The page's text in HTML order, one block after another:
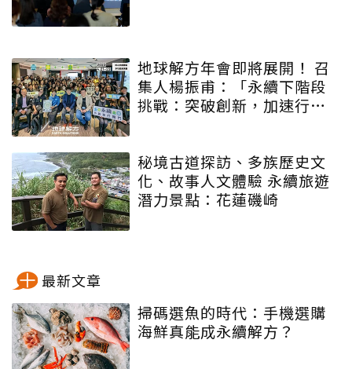
地球解方年會即將展開！ 召
集人楊振甫：「永續下階段
挑戰：突破創新，加速行
秘境古道探訪、多族歷史文
化、故事人文體驗 永續旅遊
潛力景點：花蓮磯崎
最新文章
掃碼選魚的時代：手機選購
海鮮真能成永續解方？